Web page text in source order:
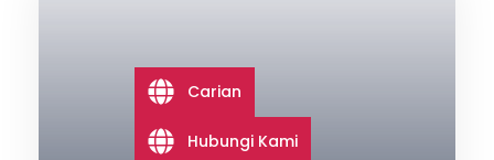
Carian
Hubungi Kami